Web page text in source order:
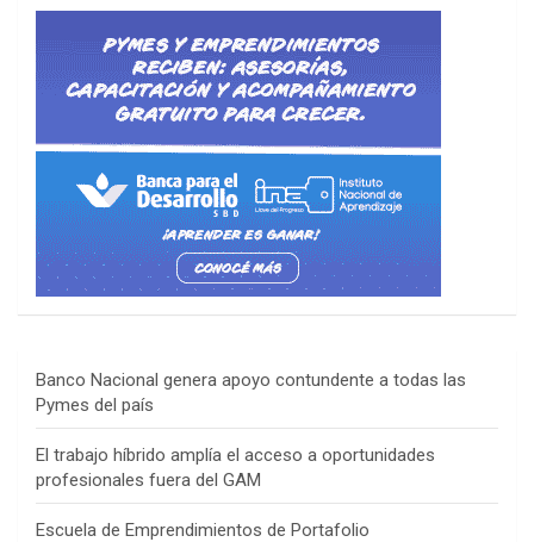
Banco Nacional genera apoyo contundente a todas las
Pymes del país
El trabajo híbrido amplía el acceso a oportunidades
profesionales fuera del GAM
Escuela de Emprendimientos de Portafolio